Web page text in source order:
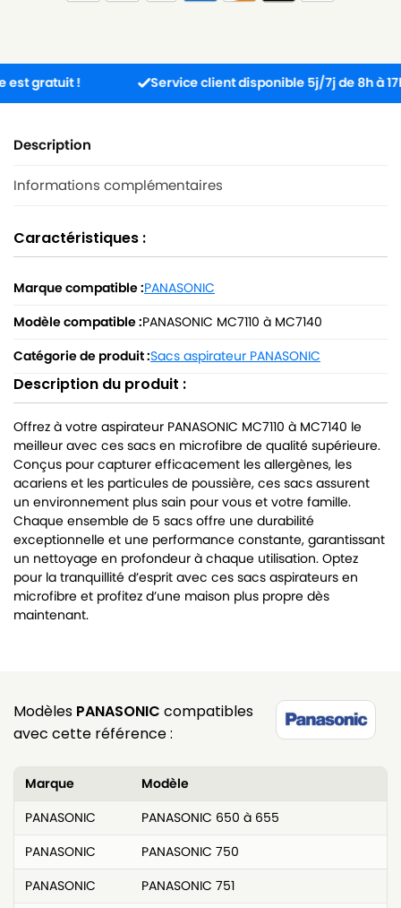
! Service client disponible 5j/7j de 8h à 17h30.
Description
Informations complémentaires
Caractéristiques :
Marque compatible :PANASONIC
Modèle compatible :PANASONIC MC7110 à MC7140
Catégorie de produit :Sacs aspirateur PANASONIC
Description du produit :
Offrez à votre aspirateur PANASONIC MC7110 à MC7140 le
meilleur avec ces sacs en microfibre de qualité supérieure.
Conçus pour capturer efficacement les allergènes, les
acariens et les particules de poussière, ces sacs assurent
un environnement plus sain pour vous et votre famille.
Chaque ensemble de 5 sacs offre une durabilité
exceptionnelle et une performance constante, garantissant
un nettoyage en profondeur à chaque utilisation. Optez
pour la tranquillité d’esprit avec ces sacs aspirateurs en
microfibre et profitez d’une maison plus propre dès
maintenant.
Modèles PANASONIC compatibles
avec cette référence :
Marque
Modèle
PANASONIC
PANASONIC 650 à 655
PANASONIC
PANASONIC 750
PANASONIC
PANASONIC 751